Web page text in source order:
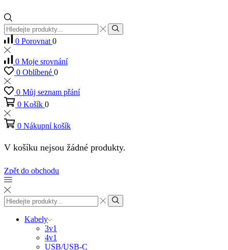
Vstup
pro
vyhledávání
Hledat
0 Porovnat 0
0 Moje srovnání
0 Oblíbené 0
0 Můj seznam přání
0 Košík 0
0 Nákupní košík
V košíku nejsou žádné produkty.
Zpět do obchodu
Vstup
pro
vyhledávání
Hledat
Kabely
3v1
4v1
USB/USB-C